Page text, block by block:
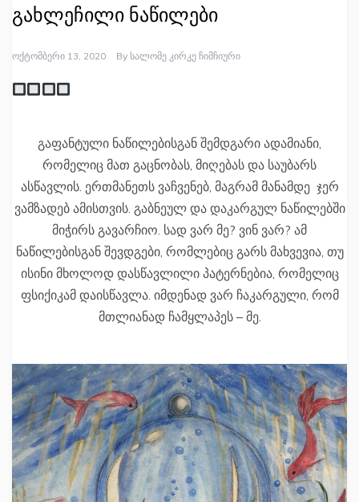
გახლეჩილი ნაწილები
Ოქტომბერი 13, 2020 By Სალომე Კირკე Ჩიმჩიური
გაფანტული ნაწილებისგან შემდგარი ადამიანი,
რომელიც მათ გაცნობას, მიღებას და საუბარს
ასწავლის. ერთმანეთს ვაჩვენებ, მაგრამ მანამდე ჯერ
ვამზადებ ამისთვის. გაბნეულ და დაკარგულ ნაწილებში
მიჭირს გავარჩიო. სად ვარ მე? ვინ ვარ? ამ
ნაწილებისგან შევდგები, რომლებიც გარს მახვევია, თუ
ისინი მხოლოდ დასწავლილი პატერნებია, რომელიც
ფსიქიკამ დაისწავლა. იმდენად ვარ ჩაკარგული, რომ
მთლიანად ჩამყლაპეს – მე.